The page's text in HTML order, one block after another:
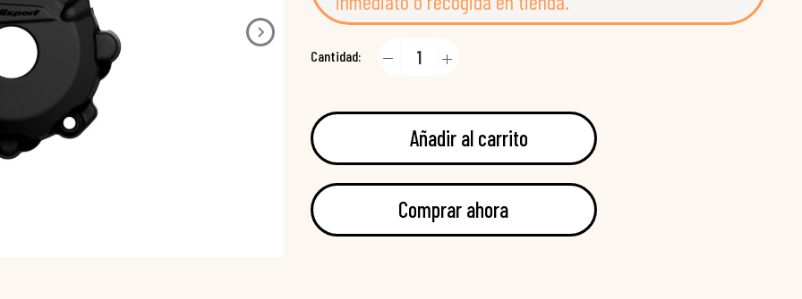
Cantidad:
Añadir al carrito
Comprar ahora